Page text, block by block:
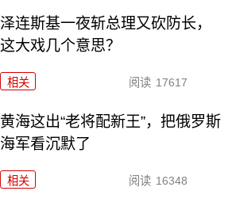
泽连斯基一夜斩总理又砍防长，
这大戏几个意思？
相关 阅读 17617
黄海这出“老将配新王”，把俄罗斯
海军看沉默了
相关 阅读 16348